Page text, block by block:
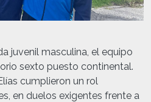
juvenil masculina, el equipo
sexto puesto continental.
cumplieron un rol
en duelos exigentes frente a